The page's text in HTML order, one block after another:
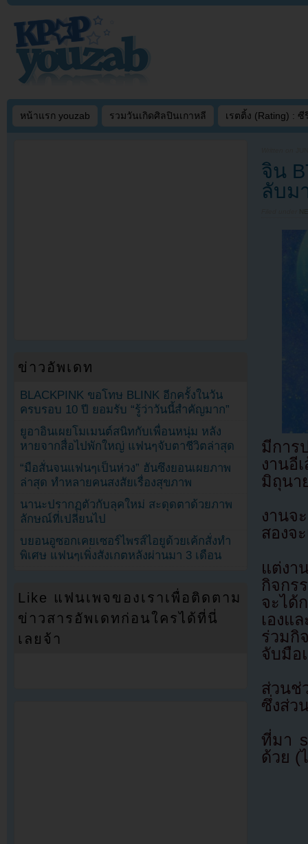
หน้าแรก youzab รวมวันเกิดศิลปินเกาหลี เรตติ้ง (Rating) : ซี
จิน
ลับม
มีการ
งานอี
มิถุนา
งานจ
สองจ
แต่งา
กิจกร
จะได้
เองแ
ร่วมกิ
จับมือ
ส่วนช่
ซึ่งส่ว
ที่มา
ด้วย (
ข่าวอัพเดท
BLACKPINK ขอโทษ BLINK อีกครั้งในวัน
ครบรอบ 10 ปี ยอมรับ “รู้ว่าวันนี้สำคัญมาก”
ยูอาอินเผยโมเมนต์สนิทกับเพื่อนหนุ่ม หลัง
หายจากสื่อไปพักใหญ่ แฟนๆจับตาชีวิตล่าสุด
“มือสั่นจนแฟนๆเป็นห่วง” ฮันซึงยอนเผยภาพ
ล่าสุด ทำหลายคนสงสัยเรื่องสุขภาพ
นานะปรากฏตัวกับลุคใหม่ สะดุดตาด้วยภาพ
ลักษณ์ที่เปลี่ยนไป
บยอนอูซอกเคยเซอร์ไพรส์ไอยูด้วยเค้กสั่งทำ
พิเศษ แฟนๆเพิ่งสังเกตหลังผ่านมา 3 เดือน
Like แฟนเพจของเราเพื่อติดตาม
ข่าวสารอัพเดทก่อนใครได้ที่นี่
เลยจ้า